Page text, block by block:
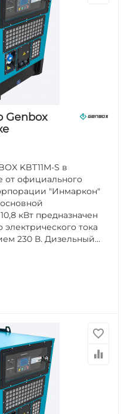
Genbox
KBT11M-S в
от официального
"Инмаркон"
кВт предназначен
тока
230 В. Дизельный...